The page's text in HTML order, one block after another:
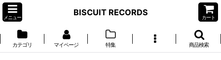
メニュー
BISCUIT RECORDS
カート
カテゴリ マイページ 特集 商品検索